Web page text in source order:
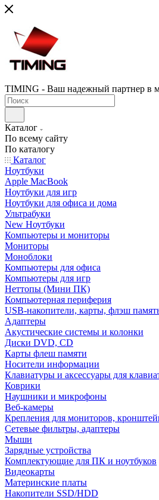
TIMING - Ваш надежный партнер в
Каталог
По всему сайту
По каталогу
Каталог
Ноутбуки
Apple MacBook
Ноутбуки для игр
Ноутбуки для офиса и дома
Ультрабуки
New Ноутбуки
Компьютеры и мониторы
Мониторы
Моноблоки
Компьютеры для офиса
Компьютеры для игр
Неттопы (Мини ПК)
Компьютерная периферия
USB-накопители, карты, флэш
Адаптеры
Акустические системы и колонки
Диски DVD, CD
Карты флеш памяти
Носители информации
Клавиатуры и аксессуары для
Коврики
Наушники и микрофоны
Веб-камеры
Крепления для мониторов,
Сетевые фильтры, адаптеры
Мыши
Зарядные устройства
Комплектующие для ПК и ноутбуков
Видеокарты
Материнские платы
Накопители SSD/HDD